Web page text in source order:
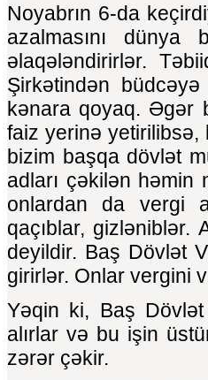
Noyabrın 6-da
azalmasını dünya
əlaqələndirirlər.
Şirkətindən
kənara qoyaq. Əgər
faiz yerinə yetirilibsə,
bizim başqa dövlət
adları çəkilən həmin
onlardan da vergi
qaçıblar, gizləniblər.
deyildir. Baş Dövlət
girirlər. Onlar vergini
Yəqin ki, Baş Dövlət
alırlar və bu işin
zərər çəkir.